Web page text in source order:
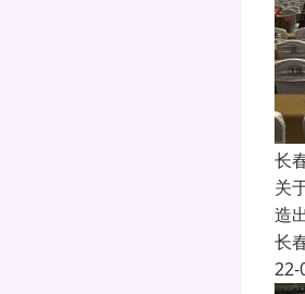
长
关
造
长
22-